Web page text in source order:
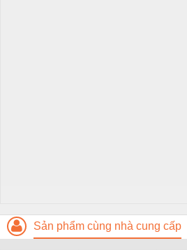
Sản phẩm cùng nhà cung cấp